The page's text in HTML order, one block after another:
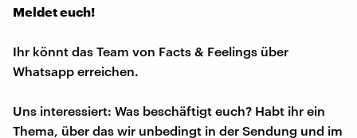
Meldet euch!
Ihr könnt das Team von Facts & Feelings über
Whatsapp erreichen.
Uns interessiert: Was beschäftigt euch? Habt ihr ein
Thema, über das wir unbedingt in der Sendung und im